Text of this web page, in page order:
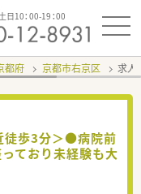
日10：00-19：00
都府 京都市右京区 求人
徒歩3分＞●病院前
ており未経験も大